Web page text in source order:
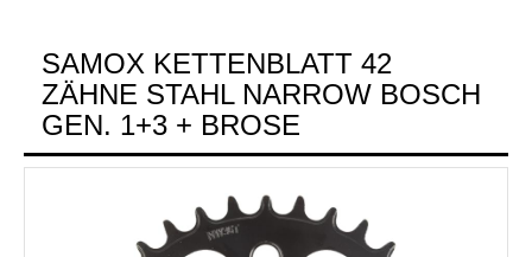
SAMOX KETTENBLATT 42
ZÄHNE STAHL NARROW BOSCH
GEN. 1+3 + BROSE